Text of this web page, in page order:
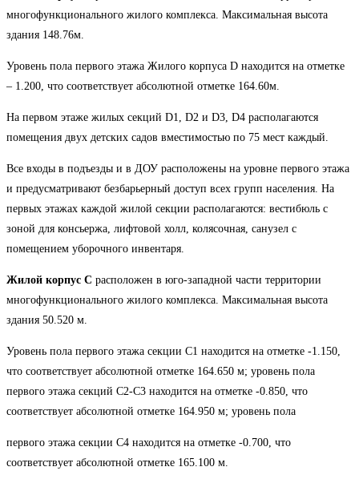
многофункционального жилого комплекса. Максимальная высота
здания 148.76м.
Уровень пола первого этажа Жилого корпуса D находится на отметке
– 1.200, что соответствует абсолютной отметке 164.60м.
На первом этаже жилых секций D1, D2 и D3, D4 располагаются
помещения двух детских садов вместимостью по 75 мест каждый.
Все входы в подъезды и в ДОУ расположены на уровне первого этажа
и предусматривают безбарьерный доступ всех групп населения. На
первых этажах каждой жилой секции располагаются: вестибюль с
зоной для консьержа, лифтовой холл, колясочная, санузел с
помещением уборочного инвентаря.
Жилой корпус С расположен в юго-западной части территории
многофункционального жилого комплекса. Максимальная высота
здания 50.520 м.
Уровень пола первого этажа секции С1 находится на отметке -1.150,
что соответствует абсолютной отметке 164.650 м; уровень пола
первого этажа секций С2-С3 находится на отметке -0.850, что
соответствует абсолютной отметке 164.950 м; уровень пола
первого этажа секции С4 находится на отметке -0.700, что
соответствует абсолютной отметке 165.100 м.